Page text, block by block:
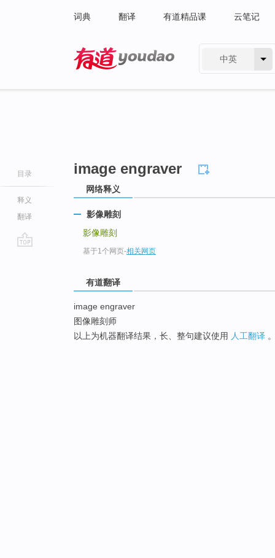
词典 翻译 有道精品课 云笔记
中英
目录
释义
翻译
image engraver
网络释义
影像雕刻
影像雕刻
基于1个网页-相关网页
有道翻译
image engraver
图像雕刻师
以上为机器翻译结果，长、整句建议使用 人工翻译